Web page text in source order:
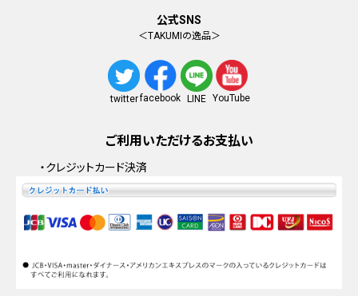
公式SNS
＜TAKUMIの逸品＞
twitterfacebook LINE YouTube
ご利用いただけるお支払い
・クレジットカード決済